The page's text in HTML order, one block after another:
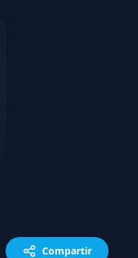
Compartir